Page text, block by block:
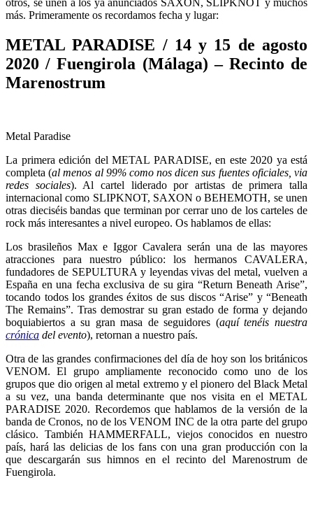
otros, se unen a los ya anunciados SAXON, SLIPKNOT y muchos
más. Primeramente os recordamos fecha y lugar:
METAL PARADISE / 14 y 15 de agosto
2020 / Fuengirola (Málaga) – Recinto de
Marenostrum
Metal Paradise
La primera edición del METAL PARADISE, en este 2020 ya está
completa (al menos al 99% como nos dicen sus fuentes oficiales, via
redes sociales). Al cartel liderado por artistas de primera talla
internacional como SLIPKNOT, SAXON o BEHEMOTH, se unen
otras dieciséis bandas que terminan por cerrar uno de los carteles de
rock más interesantes a nivel europeo. Os hablamos de ellas:
Los brasileños Max e Iggor Cavalera serán una de las mayores
atracciones para nuestro público: los hermanos CAVALERA,
fundadores de SEPULTURA y leyendas vivas del metal, vuelven a
España en una fecha exclusiva de su gira “Return Beneath Arise”,
tocando todos los grandes éxitos de sus discos “Arise” y “Beneath
The Remains”. Tras demostrar su gran estado de forma y dejando
boquiabiertos a su gran masa de seguidores (aquí tenéis nuestra
crónica del evento), retornan a nuestro país.
Otra de las grandes confirmaciones del día de hoy son los británicos
VENOM. El grupo ampliamente reconocido como uno de los
grupos que dio origen al metal extremo y el pionero del Black Metal
a su vez, una banda determinante que nos visita en el METAL
PARADISE 2020. Recordemos que hablamos de la versión de la
banda de Cronos, no de los VENOM INC de la otra parte del grupo
clásico. También HAMMERFALL, viejos conocidos en nuestro
país, hará las delicias de los fans con una gran producción con la
que descargarán sus himnos en el recinto del Marenostrum de
Fuengirola.